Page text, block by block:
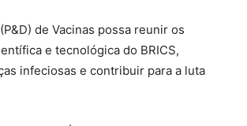
de Vacinas possa reunir os
e tecnológica do BRICS,
infeciosas e contribuir para a luta